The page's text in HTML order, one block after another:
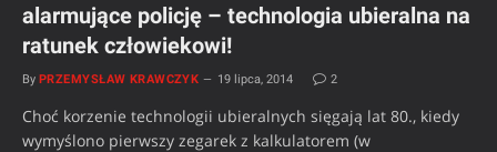
alarmujące policję – technologia ubieralna na
ratunek człowiekowi!
By PRZEMYSŁAW KRAWCZYK 19 lipca, 2014 2
Choć korzenie technologii ubieralnych sięgają lat 80., kiedy
wymyślono pierwszy zegarek z kalkulatorem (w